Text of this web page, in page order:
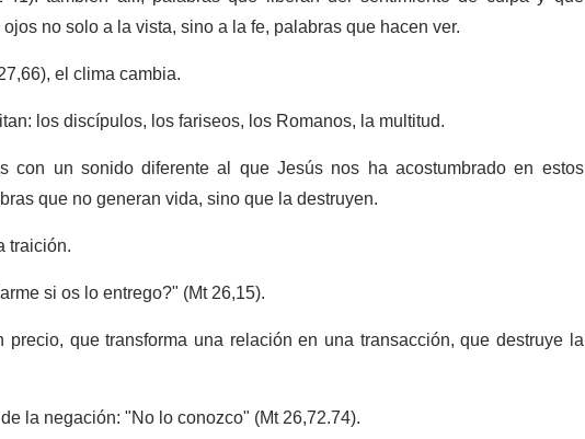
no solo a la vista, sino a la fe, palabras que hacen ver.
el clima cambia.
los discípulos, los fariseos, los Romanos, la multitud.
con un sonido diferente al que Jesús nos ha acostumbrado en estos
que no generan vida, sino que la destruyen.
traición.
si os lo entrego?" (Mt 26,15).
que transforma una relación en una transacción, que destruye la
la negación: "No lo conozco" (Mt 26,72.74).